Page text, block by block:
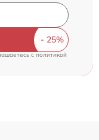
c политикой